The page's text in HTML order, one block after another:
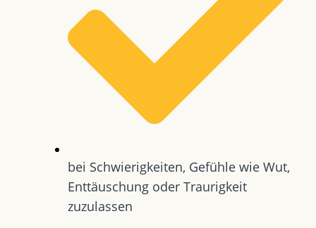
bei Schwierigkeiten, Gefühle wie Wut,
Enttäuschung oder Traurigkeit
zuzulassen